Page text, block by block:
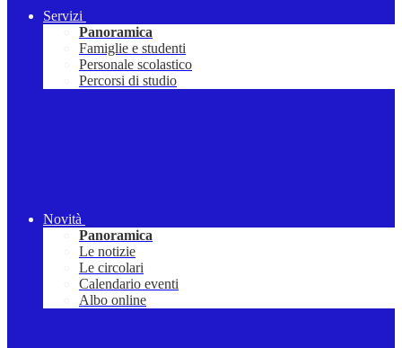
Servizi
Panoramica
Famiglie e studenti
Personale scolastico
Percorsi di studio
Novità
Panoramica
Le notizie
Le circolari
Calendario eventi
Albo online